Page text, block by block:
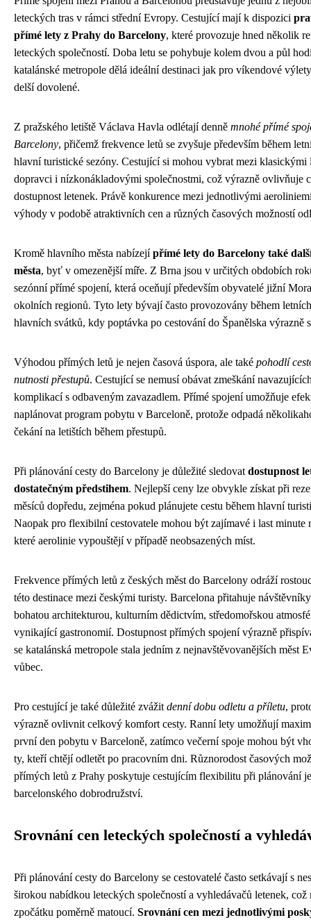
leteckých tras v rámci střední Evropy. Cestující mají k dispozici
přímé lety z Prahy do Barcelony, které provozuje hned několik
leteckých společností. Doba letu se pohybuje kolem dvou a půl
katalánské metropole dělá ideální destinaci jak pro víkendové
delší dovolené.
Z pražského letiště Václava Havla odlétají denně mnohé přímé
Barcelony, přičemž frekvence letů se zvyšuje především během
hlavní turistické sezóny. Cestující si mohou vybrat mezi klasickými
dopravci i nízkonákladovými společnostmi, což výrazně ovlivňuje
dostupnost letenek. Právě konkurence mezi jednotlivými
výhody v podobě atraktivních cen a různých časových možností
Kromě hlavního města nabízejípřímé lety do Barcelony také
města, byť v omezenější míře. Z Brna jsou v určitých obdobích
sezónní přímé spojení, která oceňují především obyvatelé jižní
okolních regionů. Tyto lety bývají často provozovány během
hlavních svátků, kdy poptávka po cestování do Španělska výrazně
Výhodou přímých letů je nejen časová úspora, ale také pohodlí
nutnosti přestupů. Cestující se nemusí obávat zmeškání
komplikací s odbaveným zavazadlem. Přímé spojení umožňuje
naplánovat program pobytu v Barceloně, protože odpadá
čekání na letištích během přestupů.
Při plánování cesty do Barcelony je důležité sledovat dostupnost
dostatečným předstihem. Nejlepší ceny lze obvykle získat při
měsíců dopředu, zejména pokud plánujete cestu během hlavní
Naopak pro flexibilní cestovatele mohou být zajímavé i last minute
které aerolinie vypouštějí v případě neobsazených míst.
Frekvence přímých letů z českých měst do Barcelony odráží
této destinace mezi českými turisty. Barcelona přitahuje
bohatou architekturou, kulturním dědictvím, středomořskou
vynikající gastronomií. Dostupnost přímých spojení výrazně
se katalánská metropole stala jedním z nejnavštěvovanějších měst
vůbec.
Pro cestující je také důležité zvážit denní dobu odletu a příletu,
výrazně ovlivnit celkový komfort cesty. Ranní lety umožňují
první den pobytu v Barceloně, zatímco večerní spoje mohou být
ty, kteří chtějí odletět po pracovním dni. Různorodost časových
přímých letů z Prahy poskytuje cestujícím flexibilitu při plánování
barcelonského dobrodružství.
Srovnání cen leteckých společností a
Při plánování cesty do Barcelony se cestovatelé často setkávají s
širokou nabídkou leteckých společností a vyhledávačů letenek, což
zpočátku poměrně matoucí. Srovnání cen mezi jednotlivými